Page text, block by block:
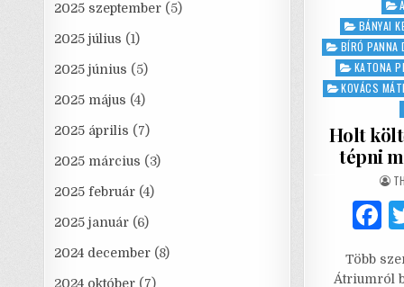
in
BÁNYAI
BÍRÓ PANNA
KATONA
KOVÁCS
Holt
tépni
c
Több
Átriumról
2025 szeptember (5)
2025 július (1)
2025 június (5)
2025 május (4)
2025 április (7)
2025 március (3)
2025 február (4)
2025 január (6)
2024 december (8)
2024 október (7)